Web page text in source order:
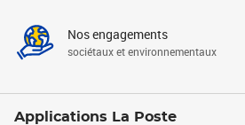
Nos engagements
sociétaux et environnementaux
Applications La Poste